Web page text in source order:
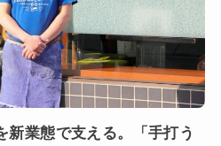
新業態で支える。「手打う